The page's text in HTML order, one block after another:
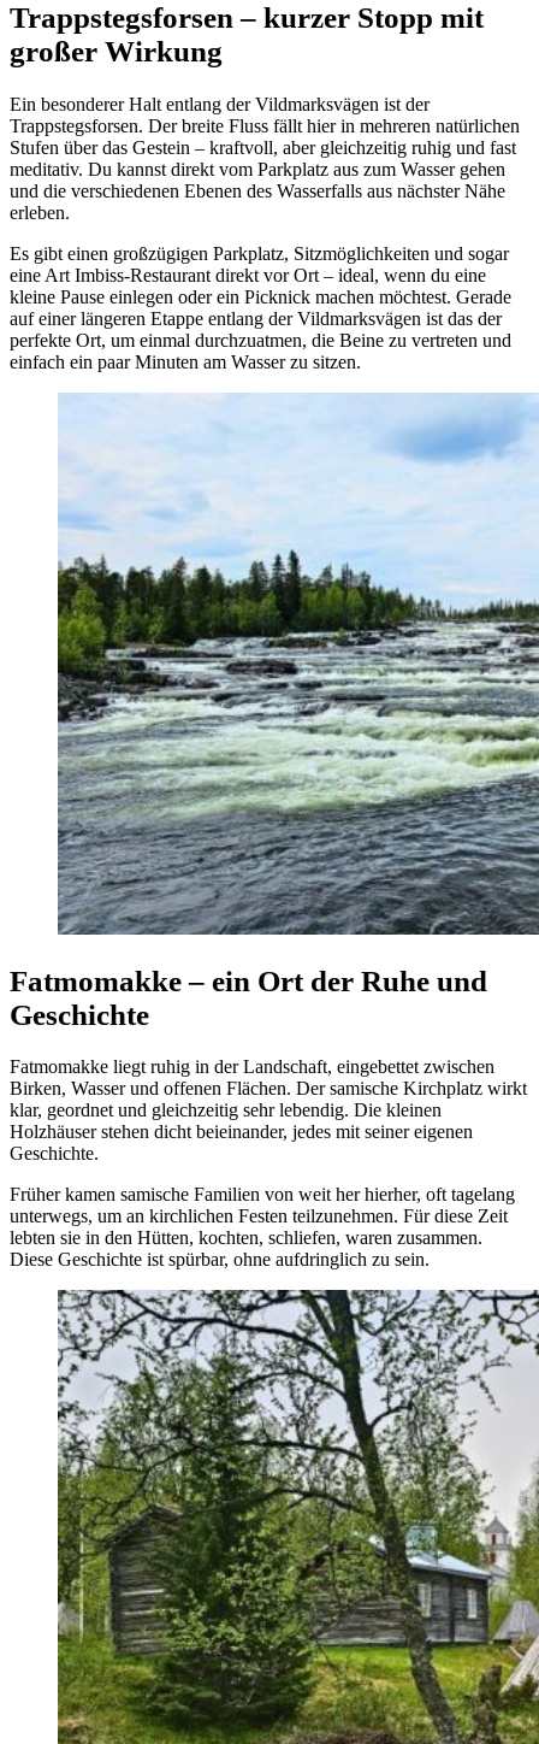
Trappstegsforsen – kurzer Stopp mit
großer Wirkung
Ein besonderer Halt entlang der Vildmarksvägen ist der
Trappstegsforsen. Der breite Fluss fällt hier in mehreren natürlichen
Stufen über das Gestein – kraftvoll, aber gleichzeitig ruhig und fast
meditativ. Du kannst direkt vom Parkplatz aus zum Wasser gehen
und die verschiedenen Ebenen des Wasserfalls aus nächster Nähe
erleben.
Es gibt einen großzügigen Parkplatz, Sitzmöglichkeiten und sogar
eine Art Imbiss-Restaurant direkt vor Ort – ideal, wenn du eine
kleine Pause einlegen oder ein Picknick machen möchtest. Gerade
auf einer längeren Etappe entlang der Vildmarksvägen ist das der
perfekte Ort, um einmal durchzuatmen, die Beine zu vertreten und
einfach ein paar Minuten am Wasser zu sitzen.
Fatmomakke – ein Ort der Ruhe und
Geschichte
Fatmomakke liegt ruhig in der Landschaft, eingebettet zwischen
Birken, Wasser und offenen Flächen. Der samische Kirchplatz wirkt
klar, geordnet und gleichzeitig sehr lebendig. Die kleinen
Holzhäuser stehen dicht beieinander, jedes mit seiner eigenen
Geschichte.
Früher kamen samische Familien von weit her hierher, oft tagelang
unterwegs, um an kirchlichen Festen teilzunehmen. Für diese Zeit
lebten sie in den Hütten, kochten, schliefen, waren zusammen.
Diese Geschichte ist spürbar, ohne aufdringlich zu sein.